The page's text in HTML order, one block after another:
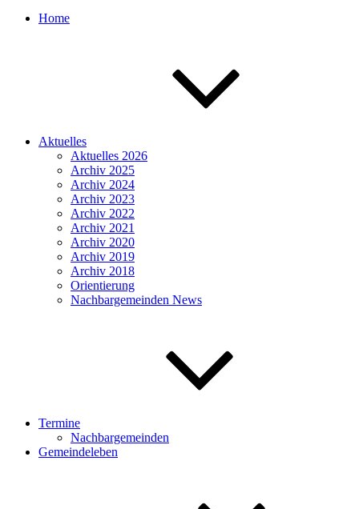
Home
Aktuelles
Aktuelles 2026
Archiv 2025
Archiv 2024
Archiv 2023
Archiv 2022
Archiv 2021
Archiv 2020
Archiv 2019
Archiv 2018
Orientierung
Nachbargemeinden News
Termine
Nachbargemeinden
Gemeindeleben